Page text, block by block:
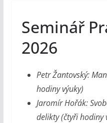
Seminář
2026
Petr Žantovský:
hodiny výuky)
Jaromír Hořák:
delikty (čtyři hodiny